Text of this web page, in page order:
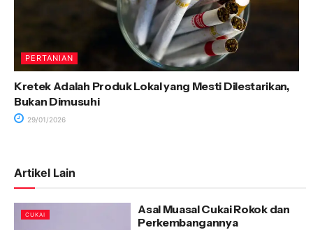
PERTANIAN
Kretek Adalah Produk Lokal yang Mesti Dilestarikan,
Bukan Dimusuhi
29/01/2026
Artikel Lain
CUKAI
Asal Muasal Cukai Rokok dan
Perkembangannya